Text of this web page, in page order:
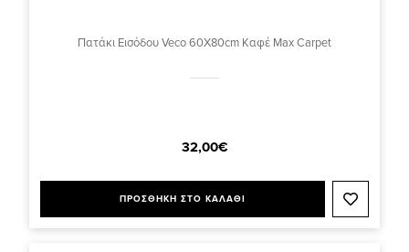
Πατάκι Εισόδου Veco 60X80cm Καφέ Max Carpet
32,00€
ΠΡΟΣΘΗΚΗ ΣΤΟ ΚΑΛΑΘΙ